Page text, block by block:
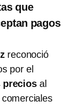
que
pagos
reconoció
por el
preciosal